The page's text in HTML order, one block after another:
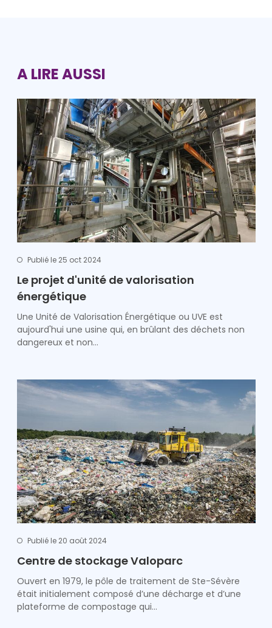
A LIRE AUSSI
Publié le 25 oct 2024
Le projet d'unité de valorisation
énergétique
Une Unité de Valorisation Énergétique ou UVE est
aujourd'hui une usine qui, en brûlant des déchets non
dangereux et non…
Publié le 20 août 2024
Centre de stockage Valoparc
Ouvert en 1979, le pôle de traitement de Ste-Sévère
était initialement composé d’une décharge et d’une
plateforme de compostage qui…